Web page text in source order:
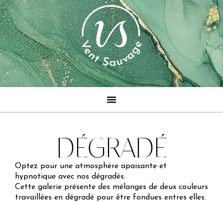
DÉGRADÉ
Optez pour une atmosphère apaisante et
hypnotique avec nos dégradés.
Cette galerie présente des mélanges de deux couleurs
travaillées en dégradé pour être fondues entres elles.